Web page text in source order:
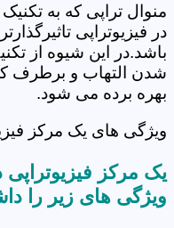
منوال تراپی که به
در فیزیوتراپی
باشد.در این شیوه از
شدن التهاب و برطرف
بهره برده می شود.
ویژگی های یک مرکز
یک مرکز فیزیوتراپی
ویژگی های زیر را